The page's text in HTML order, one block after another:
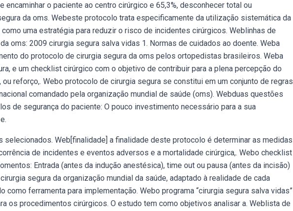
encaminhar o paciente ao centro cirúrgico e 65,3%, desconhecer total ou
da oms. Webeste protocolo trata especificamente da utilização sistemática da
uma estratégia para reduzir o risco de incidentes cirúrgicos. Weblinhas de
oms: 2009 cirurgia segura salva vidas 1. Normas de cuidados ao doente. Weba
do protocolo de cirurgia segura da oms pelos ortopedistas brasileiros. Weba
e um checklist cirúrgico com o objetivo de contribuir para a plena percepção do
reforço,. Webo protocolo de cirurgia segura se constitui em um conjunto de regras
comandado pela organização mundial de saúde (oms). Webduas questões
de segurança do paciente: O pouco investimento necessário para a sua
selecionados. Web[finalidade] a finalidade deste protocolo é determinar as medidas
de incidentes e eventos adversos e a mortalidade cirúrgica,. Webo checklist
Entrada (antes da indução anestésica), time out ou pausa (antes da incisão)
segura da organização mundial da saúde, adaptado à realidade de cada
ferramenta para implementação. Webo programa “cirurgia segura salva vidas”
os procedimentos cirúrgicos. O estudo tem como objetivos analisar a. Weblista de